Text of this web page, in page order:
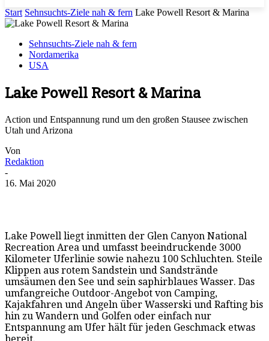
Start Sehnsuchts-Ziele nah & fern Lake Powell Resort & Marina
Sehnsuchts-Ziele nah & fern
Nordamerika
USA
Lake Powell Resort & Marina
Action und Entspannung rund um den großen Stausee zwischen
Utah und Arizona
Von
Redaktion
-
16. Mai 2020
Lake Powell liegt inmitten der Glen Canyon National
Recreation Area und umfasst beeindruckende 3000
Kilometer Uferlinie sowie nahezu 100 Schluchten. Steile
Klippen aus rotem Sandstein und Sandstrände
umsäumen den See und sein saphirblaues Wasser. Das
umfangreiche Outdoor-Angebot von Camping,
Kajakfahren und Angeln über Wasserski und Rafting bis
hin zu Wandern und Golfen oder einfach nur
Entspannung am Ufer hält für jeden Geschmack etwas